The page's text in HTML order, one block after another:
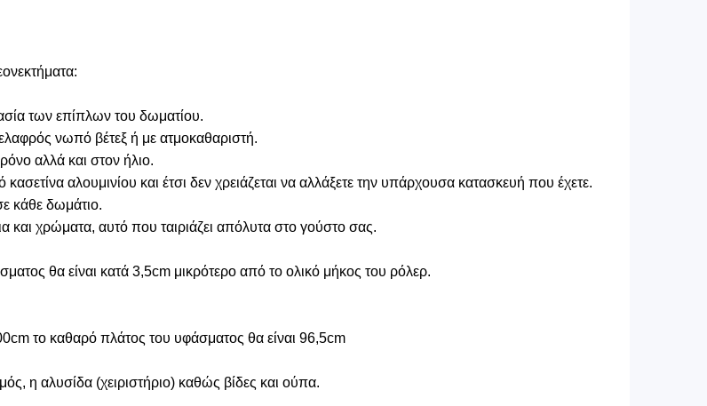
των επίπλων του δωματίου.
νωπό βέτεξ ή με ατμοκαθαριστή.
αλλά και στον ήλιο.
αλουμινίου και έτσι δεν χρειάζεται να αλλάξετε την υπάρχουσα κατασκευή που έχετε.
κάθε δωμάτιο.
και χρώματα, αυτό που ταιριάζει απόλυτα στο γούστο σας.
θα είναι κατά 3,5cm μικρότερο από το ολικό μήκος του ρόλερ.
το καθαρό πλάτος του υφάσματος θα είναι 96,5cm
η αλυσίδα (χειριστήριο) καθώς βίδες και ούπα.